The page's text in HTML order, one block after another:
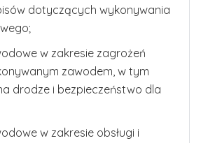
dotyczących wykonywania
w zakresie zagrożeń
zawodem, w tym
drodze i bezpieczeństwo dla
w zakresie obsługi i